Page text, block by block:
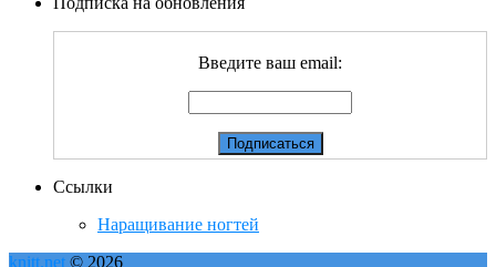
Введите ваш email:
Ссылки
Наращивание ногтей
knitt.net © 2026